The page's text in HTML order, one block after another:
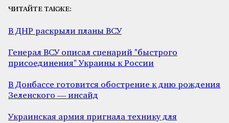
ЧИТАЙТЕ ТАКЖЕ:
В ДНР раскрыли планы ВСУ
Генерал ВСУ описал сценарий "быстрого
присоединения" Украины к России
В Донбассе готовится обострение к дню рождения
Зеленского — инсайд
Украинская армия пригнала технику для